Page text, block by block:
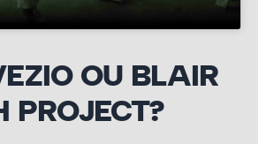
OU BLAIR
PROJECT?